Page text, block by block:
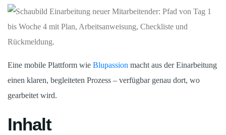
Eine mobile Plattform wie Blupassion macht aus der Einarbeitung
einen klaren, begleiteten Prozess – verfügbar genau dort, wo
gearbeitet wird.
Inhalt